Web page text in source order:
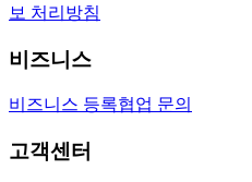
보 처리방침
비즈니스
비즈니스 등록협업 문의
고객센터